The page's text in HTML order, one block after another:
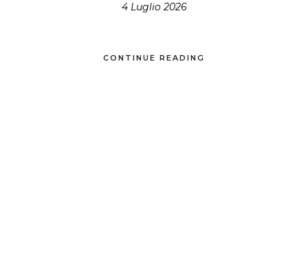
4 Luglio 2026
CONTINUE READING